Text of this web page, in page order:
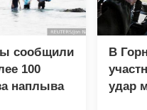
сообщили
100
наплыва
В
удар